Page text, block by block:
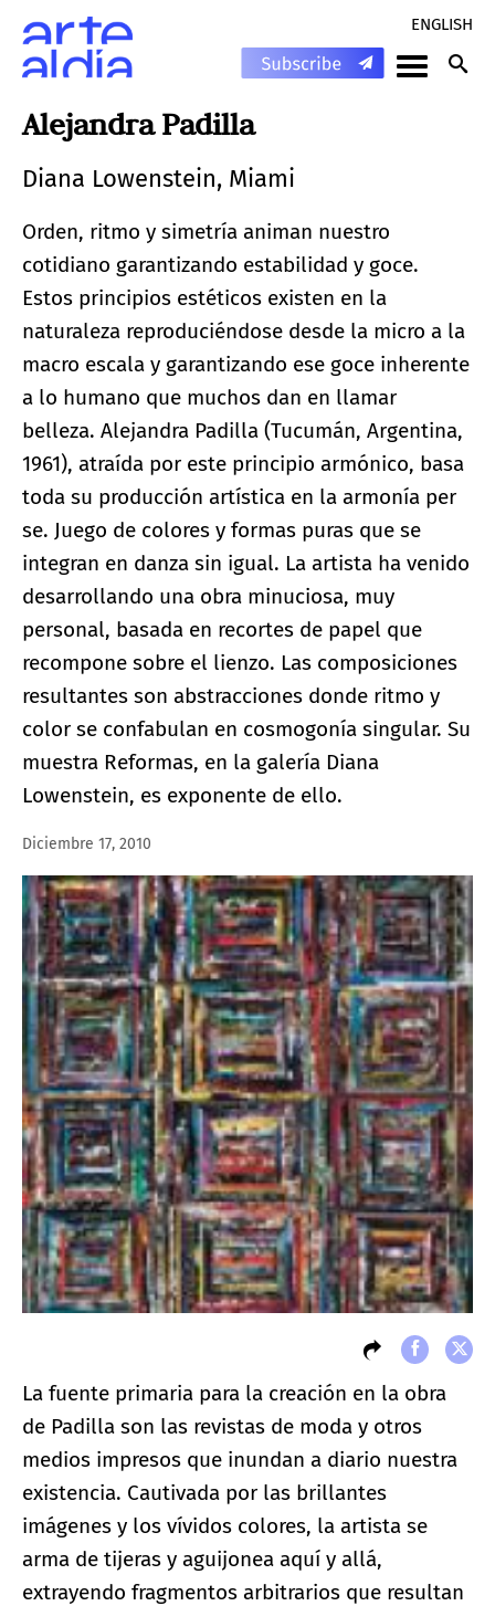
ENGLISH
Alejandra Padilla
Diana Lowenstein, Miami
Orden, ritmo y simetría animan nuestro
cotidiano garantizando estabilidad y goce.
Estos principios estéticos existen en la
naturaleza reproduciéndose desde la micro a la
macro escala y garantizando ese goce inherente
a lo humano que muchos dan en llamar
belleza. Alejandra Padilla (Tucumán, Argentina,
1961), atraída por este principio armónico, basa
toda su producción artística en la armonía per
se. Juego de colores y formas puras que se
integran en danza sin igual. La artista ha venido
desarrollando una obra minuciosa, muy
personal, basada en recortes de papel que
recompone sobre el lienzo. Las composiciones
resultantes son abstracciones donde ritmo y
color se confabulan en cosmogonía singular. Su
muestra Reformas, en la galería Diana
Lowenstein, es exponente de ello.
Diciembre 17, 2010
La fuente primaria para la creación en la obra
de Padilla son las revistas de moda y otros
medios impresos que inundan a diario nuestra
existencia. Cautivada por las brillantes
imágenes y los vívidos colores, la artista se
arma de tijeras y aguijonea aquí y allá,
extrayendo fragmentos arbitrarios que resultan